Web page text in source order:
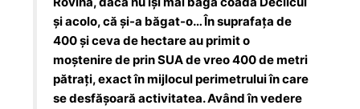
și acolo, că și-a băgat-o… În suprafața de
400 și ceva de hectare au primit o
moștenire de prin SUA de vreo 400 de metri
pătrați, exact în mijlocul perimetrului în care
se desfășoară activitatea. Având în vedere